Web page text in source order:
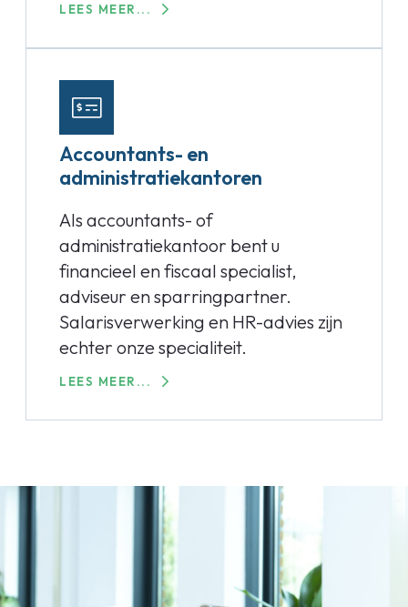
LEES MEER...
Accountants- en
administratiekantoren
Als accountants- of
administratiekantoor bent u
financieel en fiscaal specialist,
adviseur en sparringpartner.
Salarisverwerking en HR-advies zijn
echter onze specialiteit.
LEES MEER...